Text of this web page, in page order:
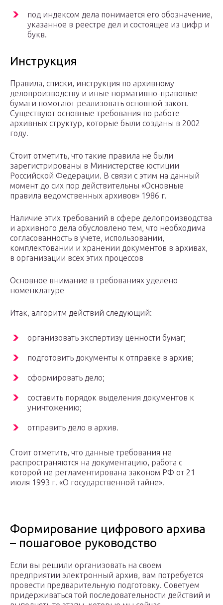
под индексом дела понимается его обозначение,
указанное в реестре дел и состоящее из цифр и
букв.
Инструкция
Правила, списки, инструкция по архивному
делопроизводству и иные нормативно-правовые
бумаги помогают реализовать основной закон.
Существуют основные требования по работе
архивных структур, которые были созданы в 2002
году.
Стоит отметить, что такие правила не были
зарегистрированы в Министерстве юстиции
Российской Федерации. В связи с этим на данный
момент до сих пор действительны «Основные
правила ведомственных архивов» 1986 г.
Наличие этих требований в сфере делопроизводства
и архивного дела обусловлено тем, что необходима
согласованность в учете, использовании,
комплектовании и хранении документов в архивах,
в организации всех этих процессов
Основное внимание в требованиях уделено
номенклатуре
Итак, алгоритм действий следующий:
организовать экспертизу ценности бумаг;
подготовить документы к отправке в архив;
сформировать дело;
составить порядок выделения документов к
уничтожению;
отправить дело в архив.
Стоит отметить, что данные требования не
распространяются на документацию, работа с
которой не регламентирована законом РФ от 21
июля 1993 г. «О государственной тайне».
Формирование цифрового архива
– пошаговое руководство
Если вы решили организовать на своем
предприятии электронный архив, вам потребуется
провести предварительную подготовку. Советуем
придерживаться той последовательности действий и